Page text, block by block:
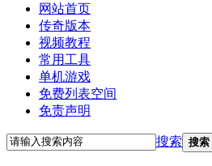
网站首页
传奇版本
视频教程
常用工具
单机游戏
免费列表空间
免责声明
搜索 搜索